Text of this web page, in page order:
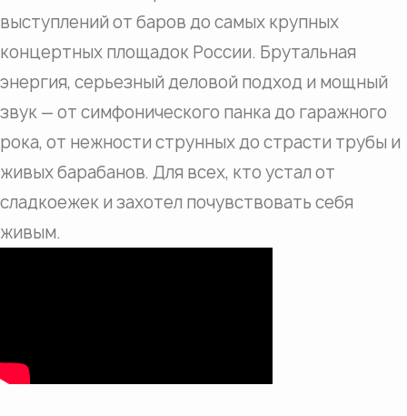
выступлений от баров до самых крупных
концертных площадок России. Брутальная
энергия, серьезный деловой подход и мощный
звук — от симфонического панка до гаражного
рока, от нежности струнных до страсти трубы и
живых барабанов. Для всех, кто устал от
сладкоежек и захотел почувствовать себя
живым.